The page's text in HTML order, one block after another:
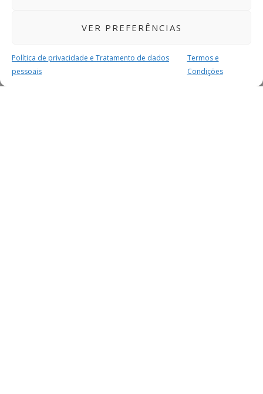
VER PREFERÊNCIAS
Política de privacidade e Tratamento de dados
pessoais
Termos e
Condições